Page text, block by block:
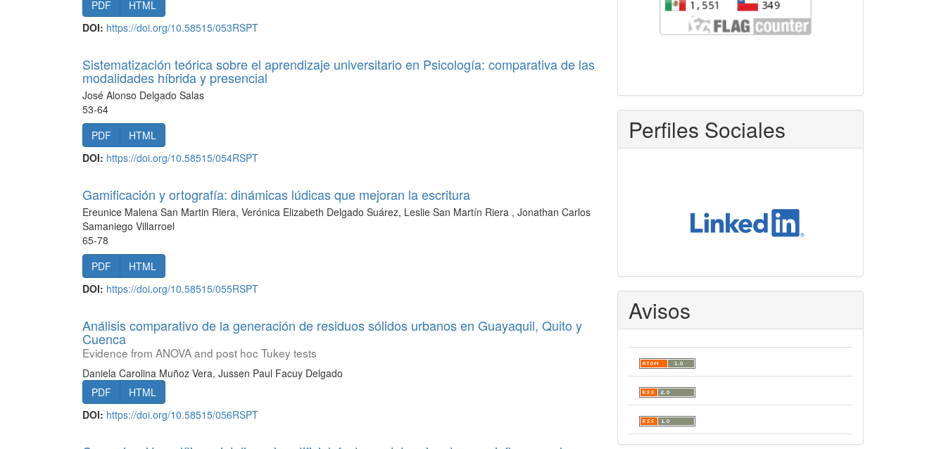
PDF
HTML
DOI: https://doi.org/10.58515/053RSPT
Sistematización teórica sobre el aprendizaje universitario en Psicología: comparativa de las
modalidades híbrida y presencial
José Alonso Delgado Salas
53-64
PDF
HTML
DOI: https://doi.org/10.58515/054RSPT
Gamificación y ortografía: dinámicas lúdicas que mejoran la escritura
Ereunice Malena San Martin Riera, Verónica Elizabeth Delgado Suárez, Leslie San Martín Riera , Jonathan Carlos
Samaniego Villarroel
65-78
PDF
HTML
DOI: https://doi.org/10.58515/055RSPT
Análisis comparativo de la generación de residuos sólidos urbanos en Guayaquil, Quito y
Cuenca
Evidence from ANOVA and post hoc Tukey tests
Daniela Carolina Muñoz Vera, Jussen Paul Facuy Delgado
PDF
HTML
DOI: https://doi.org/10.58515/056RSPT
Perfiles Sociales
Avisos